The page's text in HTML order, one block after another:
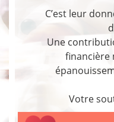
C’est leur
Une
financière
Votre